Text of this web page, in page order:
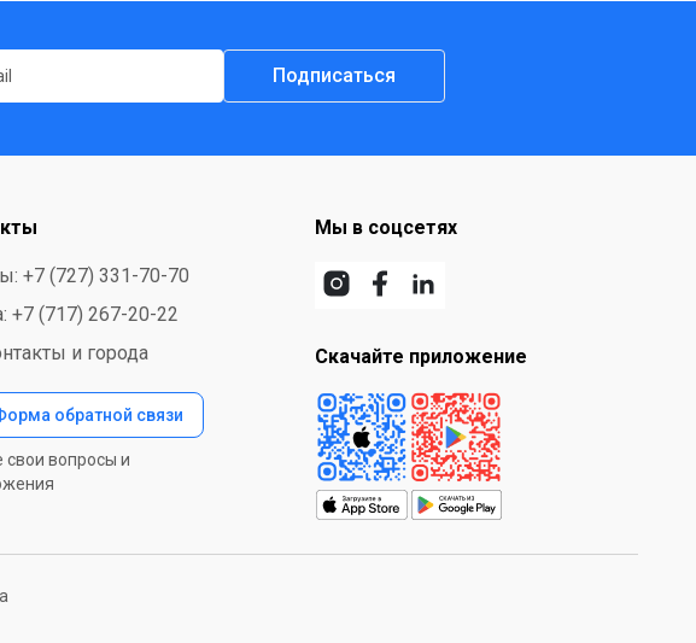
Подписаться
+7 (727) 331-70-70
+7 (717) 267-20-22
и города
обратной связи
свои вопросы и
Мы в соцсетях
Скачайте приложение